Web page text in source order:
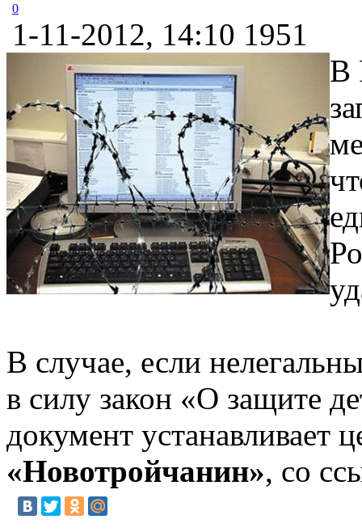
0
1-11-2012, 14:10 1951
В
В случае, если
в силу закон «О защите
документ устанавливает
«Новотройчанин», со